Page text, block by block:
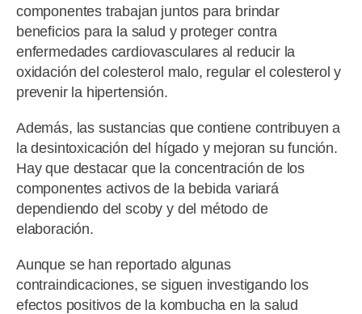
componentes trabajan juntos para brindar
beneficios para la salud y proteger contra
enfermedades cardiovasculares al reducir la
oxidación del colesterol malo, regular el colesterol y
prevenir la hipertensión.
Además, las sustancias que contiene contribuyen a
la desintoxicación del hígado y mejoran su función.
Hay que destacar que la concentración de los
componentes activos de la bebida variará
dependiendo del scoby y del método de
elaboración.
Aunque se han reportado algunas
contraindicaciones, se siguen investigando los
efectos positivos de la kombucha en la salud